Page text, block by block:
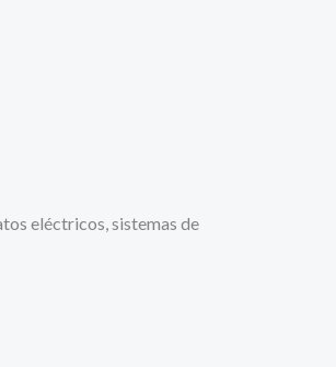
eléctricos, sistemas de